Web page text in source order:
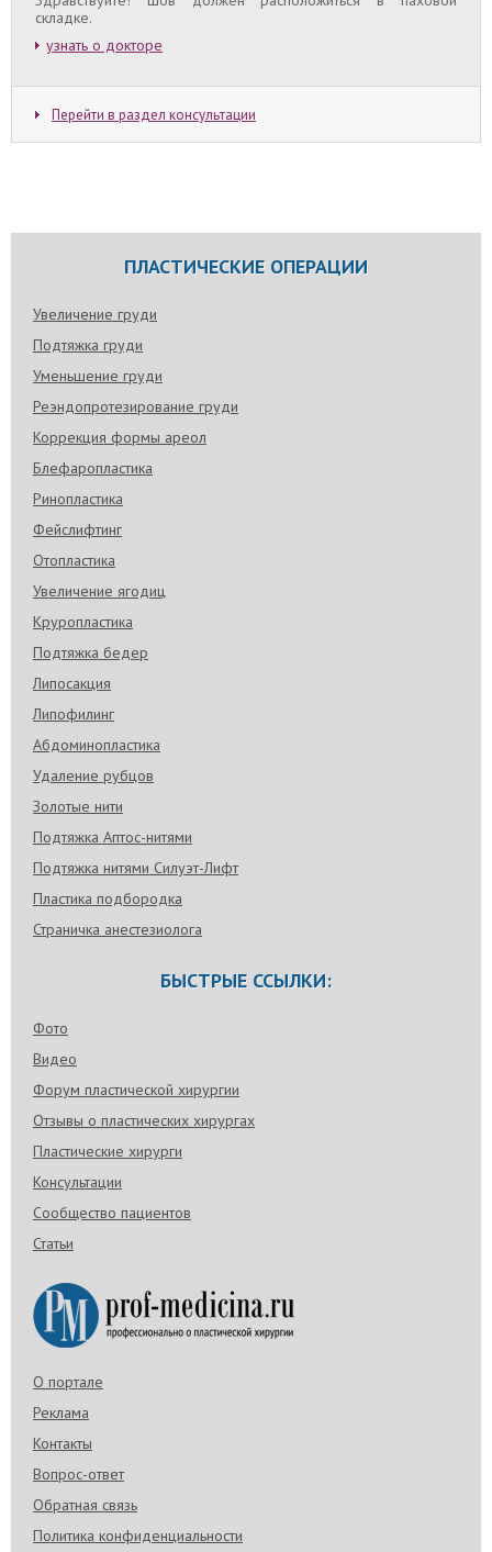
складке.
узнать о докторе
Перейти в раздел консультации
ПЛАСТИЧЕСКИЕ ОПЕРАЦИИ
Увеличение груди
Подтяжка груди
Уменьшение груди
Реэндопротезирование груди
Коррекция формы ареол
Блефаропластика
Ринопластика
Фейслифтинг
Отопластика
Увеличение ягодиц
Круропластика
Подтяжка бедер
Липосакция
Липофилинг
Абдоминопластика
Удаление рубцов
Золотые нити
Подтяжка Аптос-нитями
Подтяжка нитями Силуэт-Лифт
Пластика подбородка
Страничка анестезиолога
БЫСТРЫЕ ССЫЛКИ:
Фото
Видео
Форум пластической хирургии
Отзывы о пластических хирургах
Пластические хирурги
Консультации
Сообщество пациентов
Статьи
О портале
Реклама
Контакты
Вопрос-ответ
Обратная связь
Политика конфиденциальности